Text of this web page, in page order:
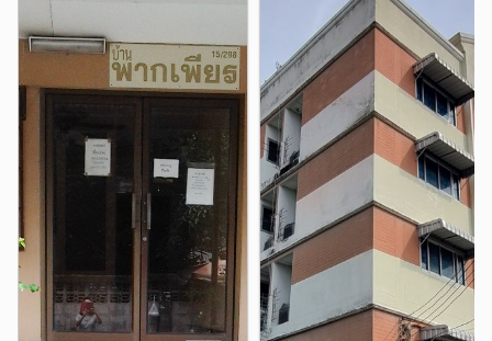
Room for rent
Apartment for rent
Apartment in Bangkok
Apartment in ladprao
สถานที่ใกล้เคียง :
THE BLISS RATCHADA เดอะบลิส รัชดา
15/369 ซอยเสือใหญ่อุทิศ แขวงจันทรเกษม เขตจตุจัส
กรุงเทพฯ 10900 ลาดพร้าววังหิน แยกรัชโยธิน เมเจอร์รัช
โยธิน SCB PARK จันทรเกษมพลาซ่า เดอะบลิส รัชดา ห้อง
พักใหม่ย่านรัชดา รัชโยธิน ห่างจาก เมเจอร์รัชโยธิน เพียง 1
กิโลเมตร สามารถทะลุไปทางพหลโยธิน 32 เสนานิคม
ลาดพร้าววังหิน รัชดาภิเษก 32 รัชดาภิเษก 36 รัชกาภิเษก 42
ใกล้จันทรเกษมพลาซ่า ท๊อป ใกล้รถไฟฟ้าทั้งสีเขียว สีเหลือง
โรงพยาบาล
รพ.เปาโล เกษตร 1.4 กม.
รพ.เปาโล เมโมเรียล โชคชัย4 3.0 กม.
รพ.วิภาวดี
รพ.เกษมราษฎร์ ประชาชื่น 4.7 กม.
รพ.เปาโล เมโมเรียล พหลโยธิน 5.0 กม.
อื่นๆ
ศาลอาญา ถนนรัชดา 1.2 กม.
สี่แยกวังหิน 1.3 กม. ตึกช้าง 1.4 กม.
แยกรัชดา ลาดพร้าว 2.3 กม. กรมป่าไม้ 2.7 กม.
ปตท. สำนักงานใหญ๋ 2.7 กม.